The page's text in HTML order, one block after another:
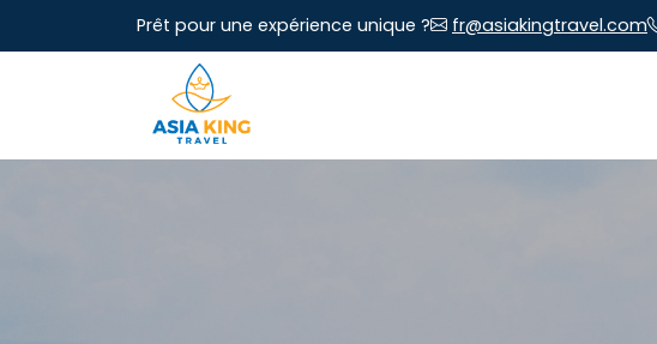
Prêt pour une expérience unique ? fr@asiakingtravel.com